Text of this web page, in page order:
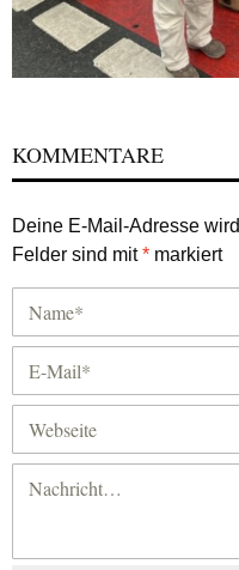
KOMMENTARE
Deine E-Mail-Adresse
Felder sind mit* markiert